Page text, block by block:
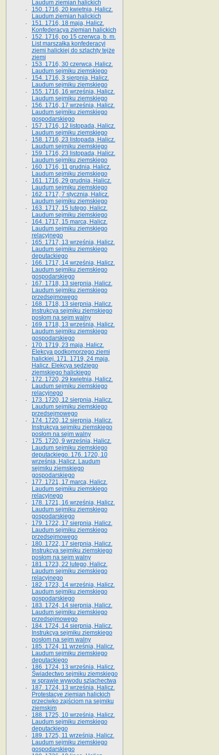
Laudum ziemian halickich
150. 1716, 20 kwietnia, Halicz.
Laudum ziemian halickich
151. 1716, 18 maja, Halicz.
Konfederacya ziemian halickich
152. 1716, po 15 czerwca, b. m.
List marszałka konfederacyi
ziemi halickiej do szlachty tejże
ziemi
153. 1716, 30 czerwca, Halicz.
Laudum sejmiku ziemskiego
154. 1716, 3 sierpnia, Halicz.
Laudum sejmiku ziemskiego
155. 1716, 16 września, Halicz.
Laudum sejmiku ziemskiego
156. 1716, 17 września, Halicz.
Laudum sejmiku ziemskiego
gospodarskiego
157. 1716, 12 listopada, Halicz.
Laudum sejmiku ziemskiego
158. 1716, 23 listopada, Halicz.
Laudum sejmiku ziemskiego
159. 1716, 23 listopada, Halicz.
Laudum sejmiku ziemskiego
160. 1716, 11 grudnia, Halicz.
Laudum sejmiku ziemskiego
161. 1716, 29 grudnia, Halicz.
Laudum sejmiku ziemskiego
162. 1717, 7 stycznia, Halicz.
Laudum sejmiku ziemskiego
163. 1717, 15 lutego, Halicz.
Laudum sejmiku ziemskiego
164. 1717, 15 marca, Halicz.
Laudum sejmiku ziemskiego
relacyjnego
165. 1717, 13 września, Halicz.
Laudum sejmiku ziemskiego
deputackiego
166. 1717, 14 września, Halicz.
Laudum sejmiku ziemskiego
gospodarskiego
167. 1718, 13 sierpnia, Halicz.
Laudum sejmiku ziemskiego
przedsejmowego
168. 1718, 13 sierpnia, Halicz.
Instrukcya sejmiku ziemskiego
posłom na sejm walny
169. 1718, 13 września, Halicz.
Laudum sejmiku ziemskiego
gospodarskiego
170. 1719, 23 maja, Halicz.
Elekcya podkomorzego ziemi
halickiej. 171. 1719, 24 maja,
Halicz. Elekcya sędziego
ziemskiego halickiego
172. 1720, 29 kwietnia, Halicz.
Laudum sejmiku ziemskiego
relacyjnego
173. 1720, 12 sierpnia, Halicz.
Laudum sejmiku ziemskiego
przedsejmowego
174. 1720, 12 sierpnia, Halicz.
Instrukcya sejmiku ziemskiego
posłom na sejm walny
175. 1720, 9 września, Halicz.
Laudum sejmiku ziemskiego
deputackiego. 176. 1720, 10
września, Halicz. Laudum
sejmiku ziemskiego
gospodarskiego
177. 1721, 17 marca, Halicz.
Laudum sejmiku ziemskiego
relacyjnego
178. 1721, 16 września, Halicz.
Laudum sejmiku ziemskiego
gospodarskiego
179. 1722, 17 sierpnia, Halicz.
Laudum sejmiku ziemskiego
przedsejmowego
180. 1722, 17 sierpnia, Halicz.
Instrukcya sejmiku ziemskiego
posłom na sejm walny
181. 1723, 22 lutego, Halicz.
Laudum sejmiku ziemskiego
relacyjnego
182. 1723, 14 września, Halicz.
Laudum sejmiku ziemskiego
gospodarskiego
183. 1724, 14 sierpnia, Halicz.
Laudum sejmiku ziemskiego
przedsejmowego
184. 1724, 14 sierpnia, Halicz.
Instrukcya sejmiku ziemskiego
posłom na sejm walny
185. 1724, 11 września, Halicz.
Laudum sejmiku ziemskiego
deputackiego
186. 1724, 13 września, Halicz.
Świadectwo sejmiku ziemskiego
w sprawie wywodu szlachectwa
187. 1724, 13 września, Halicz.
Protestacye ziemian halickich
przeciwko zajściom na sejmiku
ziemskim
188. 1725, 10 września, Halicz.
Laudum sejmiku ziemskiego
deputackiego
189. 1725, 11 września, Halicz.
Laudum sejmiku ziemskiego
gospodarskiego